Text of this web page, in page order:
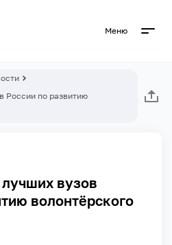
Меню
России по развитию
вузов
волонтёрского